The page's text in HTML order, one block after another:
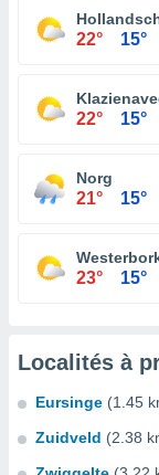
22° 15°
22° 15°
Norg
21° 15°
23° 15°
Localités à
Eursinge (1.45
Zuidveld (2.38